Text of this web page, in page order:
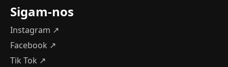
Sigam-nos
Instagram ↗
Facebook ↗
Tik Tok ↗